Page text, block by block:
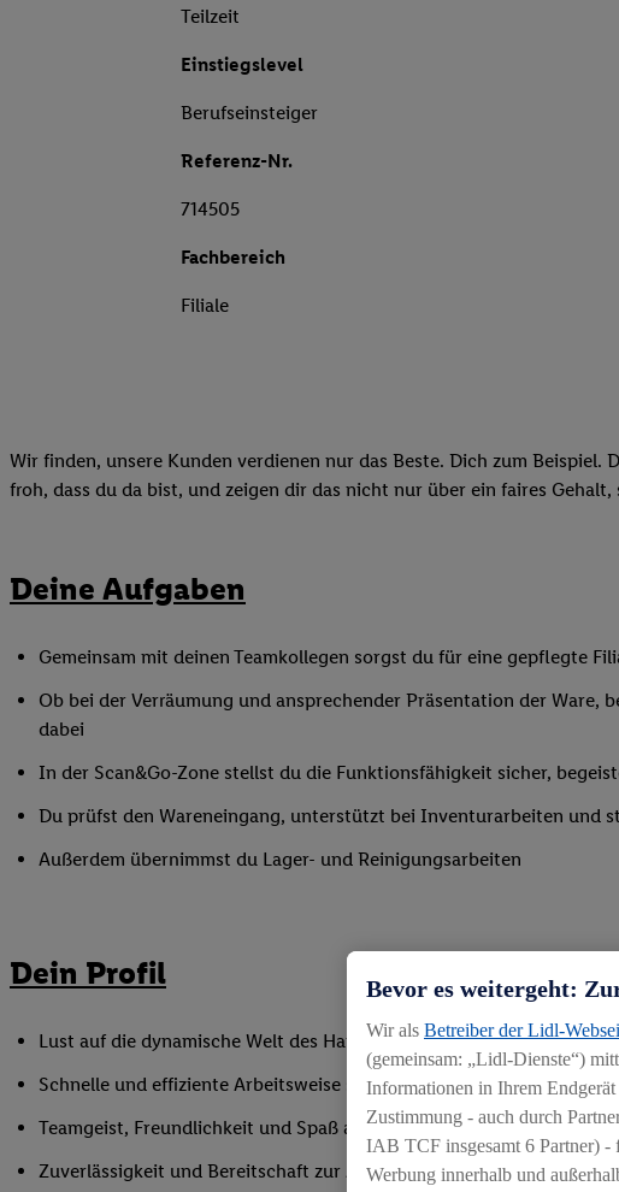
Teilzeit
Einstiegslevel
Berufseinsteiger
Referenz-Nr.
714505
Fachbereich
Filiale
Wir finden, unsere Kunden verdienen nur das Beste. Dich zum
froh, dass du da bist, und zeigen dir das nicht nur über ein faires
Deine Aufgaben
Gemeinsam mit deinen Teamkollegen sorgst du für eine gepflegte
Ob bei der Verräumung und ansprechender Präsentation der Ware,
dabei
In der Scan&Go-Zone stellst du die Funktionsfähigkeit sicher,
Du prüfst den Wareneingang, unterstützt bei Inventurarbeiten und
Außerdem übernimmst du Lager- und Reinigungsarbeiten
Dein Profil
Lust auf die dynamische Welt des Handels, gerne auch als
Schnelle und effiziente Arbeitsweise sowie Anpassungsfähigkeit an
Teamgeist, Freundlichkeit und Spaß am Umgang mit Menschen
Zuverlässigkeit und Bereitschaft zur Arbeit in flexiblen
Bevor es weitergeht:
Wir als Betreiber der Lidl-
(gemeinsam: „Lidl-Dienste“)
Informationen in Ihrem
Zustimmung - auch durch
IAB TCF insgesamt 6 Partner) -
Werbung innerhalb und